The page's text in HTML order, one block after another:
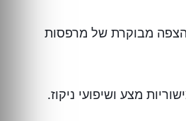
מבוקרת של מרפסות
מצע ושיפועי ניקוז.